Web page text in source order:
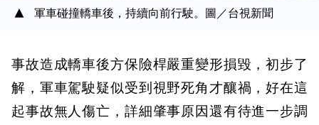
軍車碰撞轎車後，持續向前行駛。圖／台視新聞
事故造成轎車後方保險桿嚴重變形損毀，初步了
解，軍車駕駛疑似受到視野死角才釀禍，好在這
起事故無人傷亡，詳細肇事原因還有待進一步調